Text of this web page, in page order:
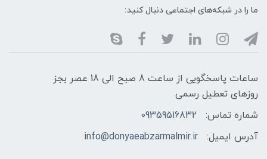
ما را در شبکه‌های اجتماعی دنبال کنید:
ساعات پاسخگویی از ساعت 8 صبح الی 18 عصر بجز
روزهای تعطیل رسمی
شماره تماس:
09359516832
آدرس ایمیل:
info@donyaeabzarmalmir.ir